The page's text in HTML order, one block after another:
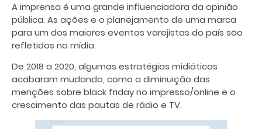
A imprensa é uma grande influenciadora da opinião
pública. As ações e o planejamento de uma marca
para um dos maiores eventos varejistas do país são
refletidos na mídia.
De 2018 a 2020, algumas estratégias midiáticas
acabaram mudando, como a diminuição das
menções sobre black friday no impresso/online e o
crescimento das pautas de rádio e TV.